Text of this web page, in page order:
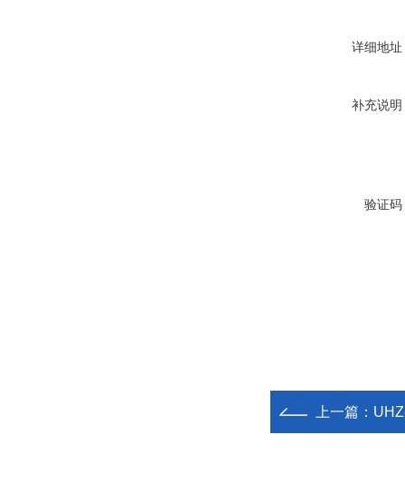
详细地址
补充说明
验证码
上一篇：